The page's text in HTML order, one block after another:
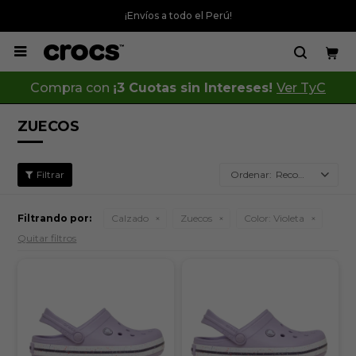
¡Envíos a todo el Perú!

Compra con ¡3 Cuotas sin Intereses! Ver TyC
ZUECOS
Recomendados
Filtrando por: Calzado Zuecos Color: Violeta
Quitar filtros